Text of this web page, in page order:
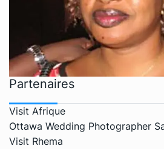
Partenaires
Visit Afrique
Ottawa Wedding Photographer
Visit Rhema